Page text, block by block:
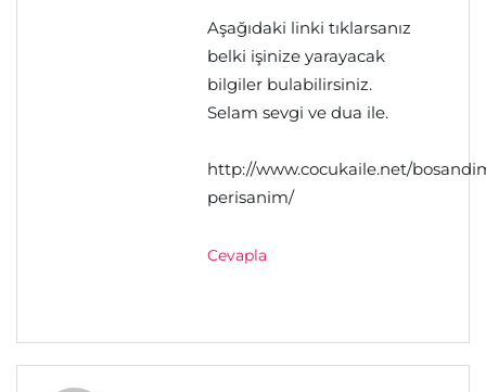
Aşağıdaki linki tıklarsanız
belki işinize yarayacak
bilgiler bulabilirsiniz.
Selam sevgi ve dua ile.
http://www.cocukaile.net/
perisanim/
Cevapla